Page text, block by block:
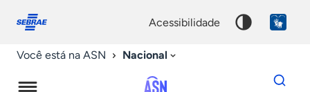
conosco
acessibilidade
Você está na ASN Nacional
Dados
para